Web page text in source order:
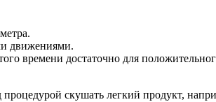
движениями.
времени достаточно для
скушать легкий продукт,